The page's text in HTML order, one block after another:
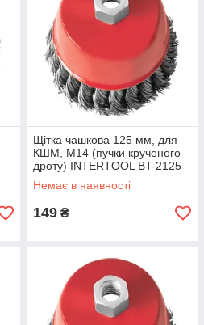
Щітка чашкова 125 мм, для
КШМ, М14 (пучки крученого
дроту) INTERTOOL BT-2125
Немає в наявності
149 ₴